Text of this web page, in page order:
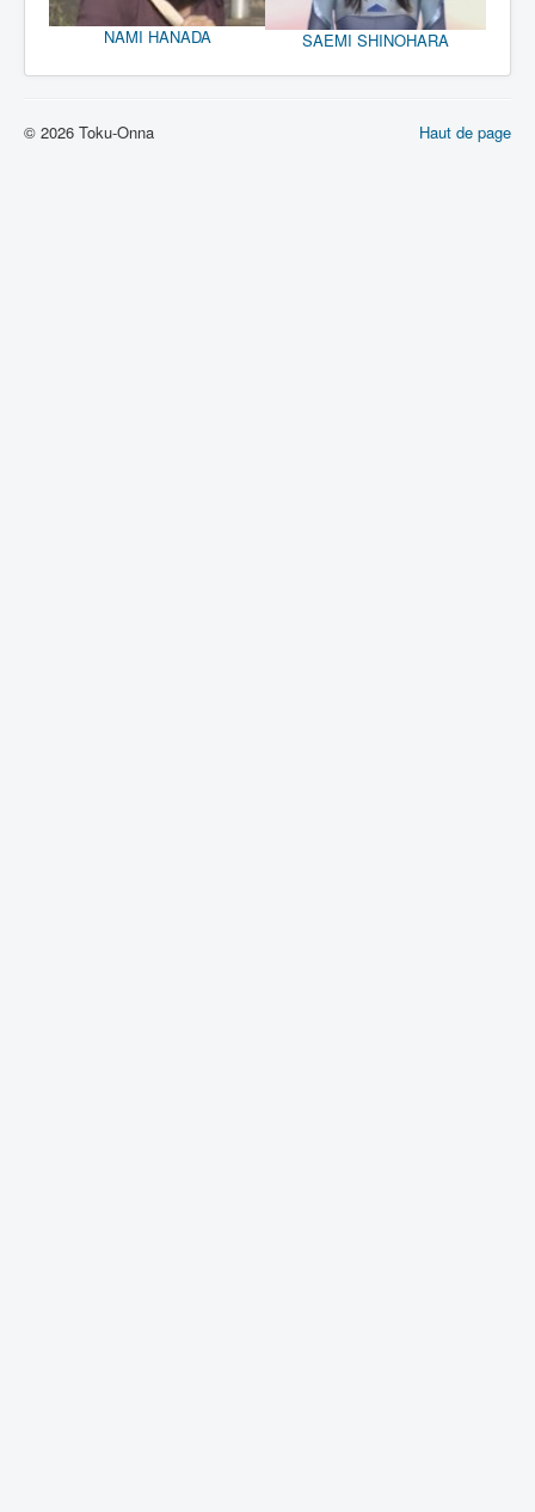
NAMI HANADA SAEMI SHINOHARA
Haut de page
© 2026 Toku-Onna